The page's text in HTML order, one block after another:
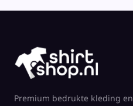
Premium bedrukte kleding en